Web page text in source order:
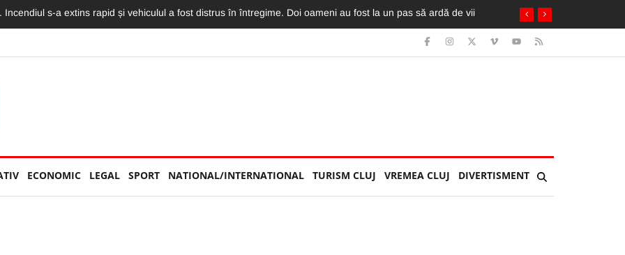
„Nu am văzut niciun echipaj de Poliție sau Jandarmerie”
ECONOMIC LEGAL SPORT NATIONAL/INTERNATIONAL TURISM CLUJ VREMEA CLUJ DIVERTISMENT